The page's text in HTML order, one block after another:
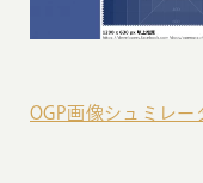
OGP画像シュミレー